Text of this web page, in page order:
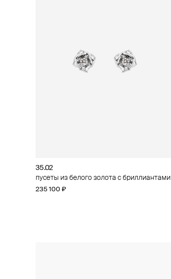
35.02
пусеты из белого золота с бриллиантами
235 100 ₽
35.02
кольцо из белого золота с бриллиантами
172 100 ₽